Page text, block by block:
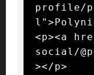
profile/
<p><a
social/
></p>